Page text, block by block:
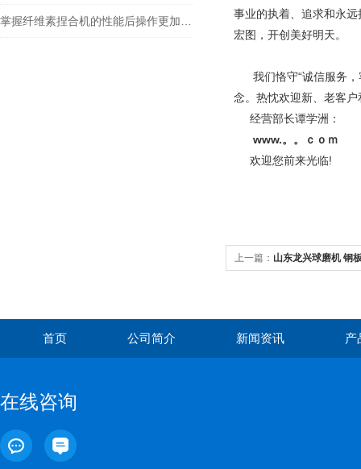
事业的执着、追求和永
宏图，开创美好明天。
我们恪守“诚信服务，
念。热忱欢迎新、老客
经营部长谭学洲：
www.。。ｃｏｍ
欢迎您前来光临!
上一篇： 山东龙兴球磨机 钢
首页 公司简介 新闻资讯 产
在线咨询